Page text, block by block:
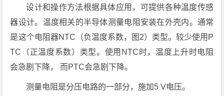
设计和操作方法根据具体应用，可提供各种温度传感
器设计。温度相关的半导体测量电阻安装在外壳内。通常
是这个电阻器NTC（负温度系数，图2）类型。较少使用P
TC（正温度系数）类型。使用NTC时，温度上升时电阻
会急剧下降， 而PTC会急剧下降。
测量电阻是分压电路的一部分，施加5 V电压。